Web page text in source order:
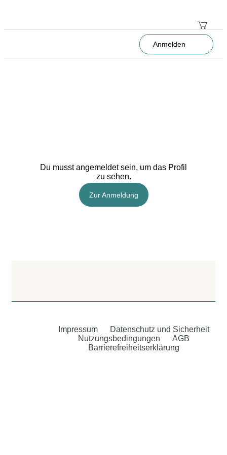
Anmelden
Du musst angemeldet sein, um das Profil
zu sehen.
Zur Anmeldung
Impressum
Datenschutz und Sicherheit
Nutzungsbedingungen
AGB
Barrierefreiheitserklärung